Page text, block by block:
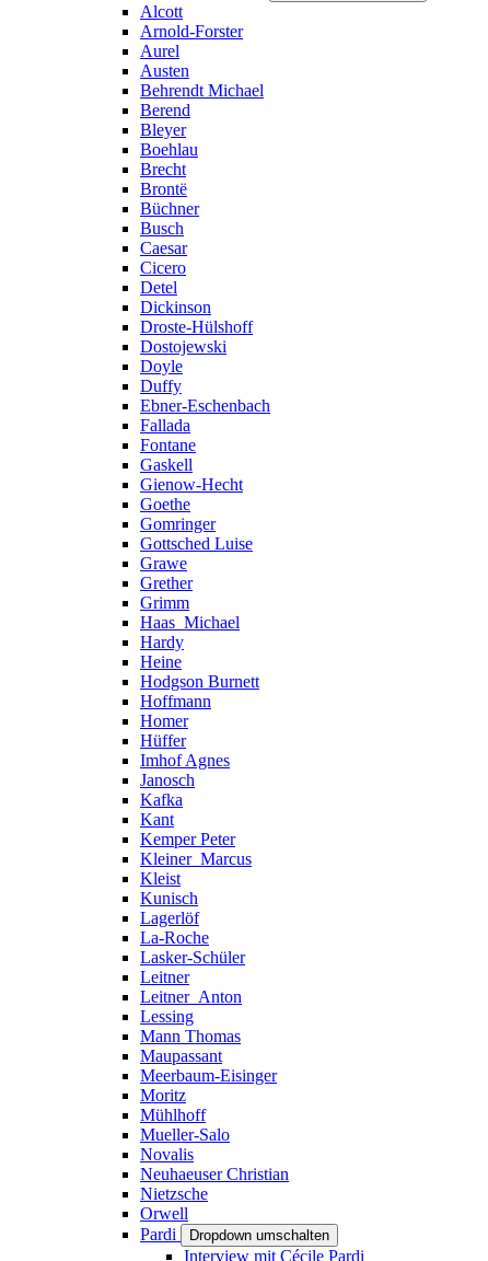
Alcott
Arnold-Forster
Aurel
Austen
Behrendt Michael
Berend
Bleyer
Boehlau
Brecht
Brontë
Büchner
Busch
Caesar
Cicero
Detel
Dickinson
Droste-Hülshoff
Dostojewski
Doyle
Duffy
Ebner-Eschenbach
Fallada
Fontane
Gaskell
Gienow-Hecht
Goethe
Gomringer
Gottsched Luise
Grawe
Grether
Grimm
Haas_Michael
Hardy
Heine
Hodgson Burnett
Hoffmann
Homer
Hüffer
Imhof Agnes
Janosch
Kafka
Kant
Kemper Peter
Kleiner_Marcus
Kleist
Kunisch
Lagerlöf
La-Roche
Lasker-Schüler
Leitner
Leitner_Anton
Lessing
Mann Thomas
Maupassant
Meerbaum-Eisinger
Moritz
Mühlhoff
Mueller-Salo
Novalis
Neuhaeuser Christian
Nietzsche
Orwell
Pardi
Dropdown umschalten
Interview mit Cécile Pardi